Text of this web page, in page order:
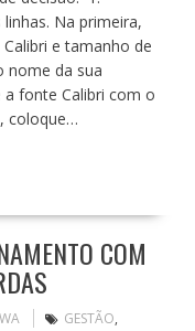
Na primeira,
e tamanho de
nome da sua
fonte Calibri com o
coloque…
COM
GESTÃO,